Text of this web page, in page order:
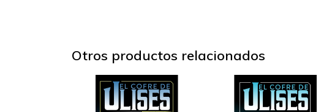
Otros productos relacionados